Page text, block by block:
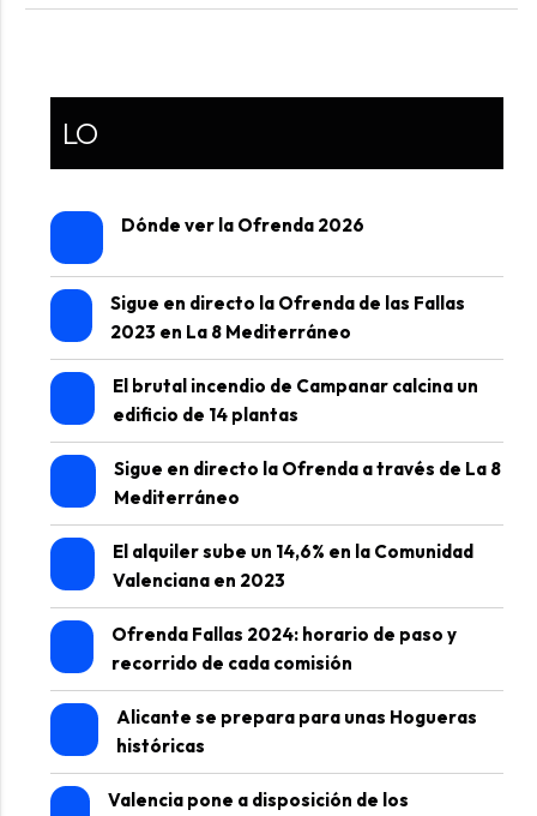
LO
Dónde ver la Ofrenda 2026
Sigue en directo la Ofrenda de las Fallas
2023 en La 8 Mediterráneo
El brutal incendio de Campanar calcina un
edificio de 14 plantas
Sigue en directo la Ofrenda a través de La 8
Mediterráneo
El alquiler sube un 14,6% en la Comunidad
Valenciana en 2023
Ofrenda Fallas 2024: horario de paso y
recorrido de cada comisión
Alicante se prepara para unas Hogueras
históricas
Valencia pone a disposición de los